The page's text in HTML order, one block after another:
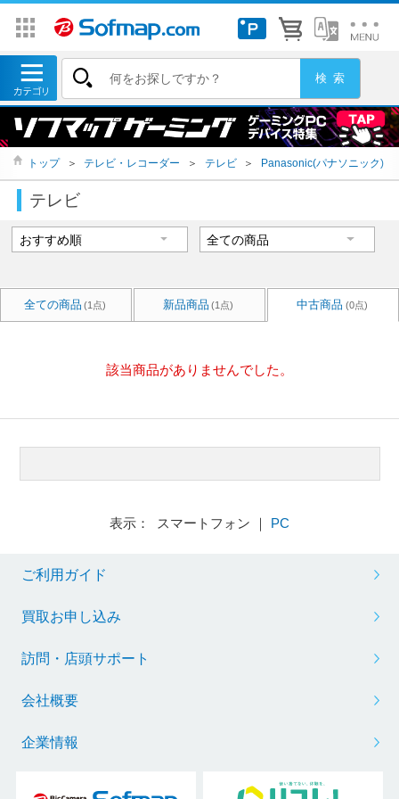
トップ ＞ テレビ・レコーダー ＞ テレビ ＞ Panasonic(パナソニック)
テレビ
全ての商品 (1点) 新品商品 (1点) 中古商品 (0点)
該当商品がありませんでした。
表示： スマートフォン ｜ PC
ご利用ガイド
買取お申し込み
訪問・店頭サポート
会社概要
企業情報